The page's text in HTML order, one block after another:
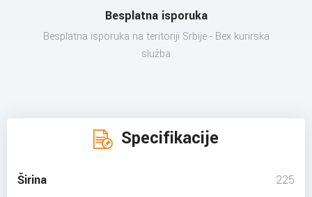
Besplatna isporuka
Besplatna isporuka na teritoriji Srbije - Bex kurirska
služba
Specifikacije
Širina 225